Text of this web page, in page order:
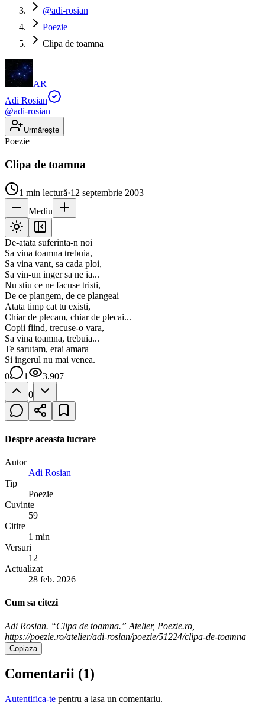
@adi-rosian
Poezie
Clipa de toamna
AR
Adi Rosian
@adi-rosian
Urmărește
Poezie
Clipa de toamna
1 min lectură·12 septembrie 2003
Mediu
De-atata suferinta-n noi
Sa vina toamna trebuia,
Sa vina vant, sa cada ploi,
Sa vin-un inger sa ne ia...
Nu stiu ce ne facuse tristi,
De ce plangem, de ce plangeai
Atata timp cat tu existi,
Chiar de plecam, chiar de plecai...
Copii fiind, trecuse-o vara,
Sa vina toamna, trebuia...
Te sarutam, erai amara
Si ingerul nu mai venea.
0
1
3.907
0
Despre aceasta lucrare
Autor
Adi Rosian
Tip
Poezie
Cuvinte
59
Citire
1 min
Versuri
12
Actualizat
28 feb. 2026
Cum sa citezi
Adi Rosian. “Clipa de toamna.” Atelier, Poezie.ro,
https://poezie.ro/atelier/adi-rosian/poezie/51224/clipa-de-toamna
Copiaza
Comentarii (1)
Autentifica-te pentru a lasa un comentariu.